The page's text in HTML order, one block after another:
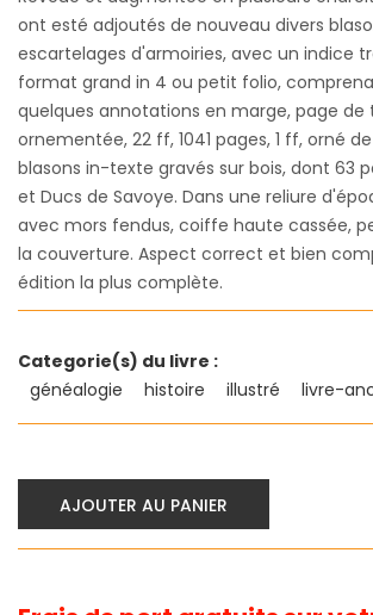
ont esté adjoutés de nouveau divers
escartelages d'armoiries, avec un indice
format grand in 4 ou petit folio,
quelques annotations en marge, page de
ornementée, 22 ff, 1041 pages, 1 ff, orné
blasons in-texte gravés sur bois, dont 63
et Ducs de Savoye. Dans une reliure
avec mors fendus, coiffe haute cassée,
la couverture. Aspect correct et bien
édition la plus complète.
Categorie(s) du livre :
généalogie
histoire illustré livre-
AJOUTER AU PANIER